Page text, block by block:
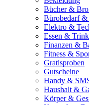
Bücher &
Bürobedarf &
Elektro &
Essen &
Finanzen &
Fitness &
Gratisproben
Gutscheine
Handy &
Haushalt &
Körper &